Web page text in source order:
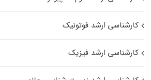
کارشناسی ارشد فوتونیک
کارشناسی ارشد فیزیک